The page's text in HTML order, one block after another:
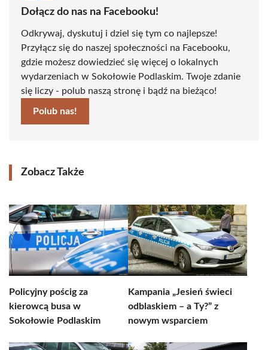
Dołącz do nas na Facebooku!
Odkrywaj, dyskutuj i dziel się tym co najlepsze!
Przyłącz się do naszej społeczności na Facebooku,
gdzie możesz dowiedzieć się więcej o lokalnych
wydarzeniach w Sokołowie Podlaskim. Twoje zdanie
się liczy - polub naszą stronę i bądź na bieżąco!
Polub nas!
Zobacz Także
Policyjny pościg za
kierowcą busa w
Sokołowie Podlaskim
Kampania „Jesień świeci
odblaskiem – a Ty?” z
nowym wsparciem